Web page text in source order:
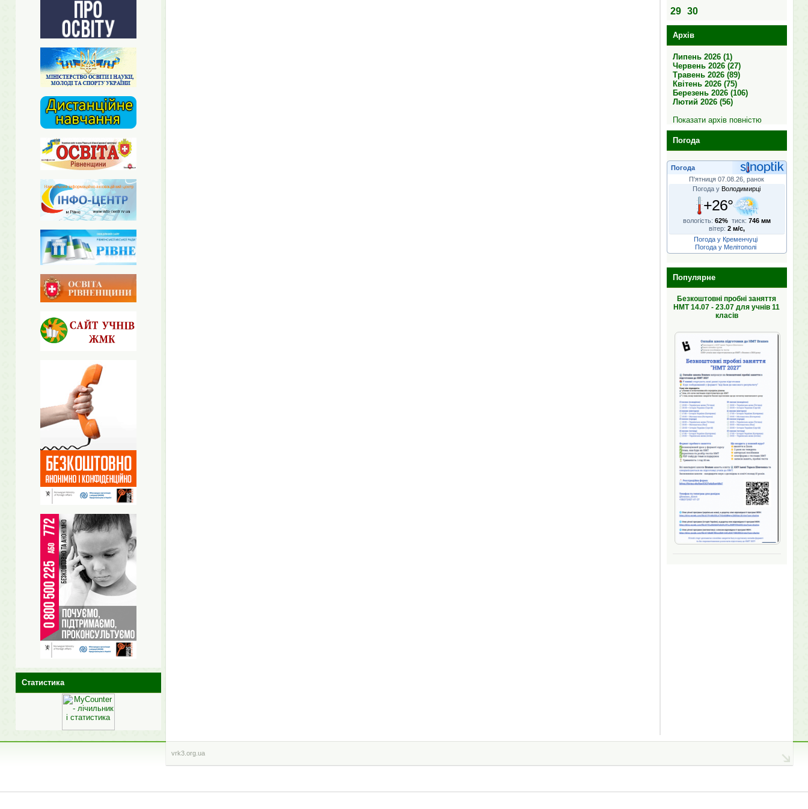
29 30
Архів
Липень 2026 (1)
Червень 2026 (27)
Травень 2026 (89)
Квітень 2026 (75)
Березень 2026 (106)
Лютий 2026 (56)
Показати архів повністю
Погода
Погода
П'ятниця 07.08.26, ранок
Погода у Володимирці
+26°
вологість: 62% тиск: 746 мм
вітер: 2 м/с,
Погода у Кременчуці
Погода у Мелітополі
Популярне
Безкоштовні пробні заняття
НМТ 14.07 - 23.07 для учнів 11
класів
Статистика
vrk3.org.ua